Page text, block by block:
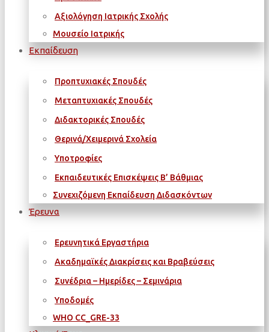
Αξιολόγηση Ιατρικής Σχολής
Μουσείο Ιατρικής
Εκπαίδευση
Προπτυχιακές Σπουδές
Μεταπτυχιακές Σπουδές
Διδακτορικές Σπουδές
Θερινά/Χειμερινά Σχολεία
Υποτροφίες
Εκπαιδευτικές Επισκέψεις Β’ Βάθμιας
Συνεχιζόμενη Εκπαίδευση Διδασκόντων
Έρευνα
Ερευνητικά Εργαστήρια
Ακαδημαϊκές Διακρίσεις και Βραβεύσεις
Συνέδρια – Ημερίδες – Σεμινάρια
Υποδομές
WΗΟ CC_GRE-33